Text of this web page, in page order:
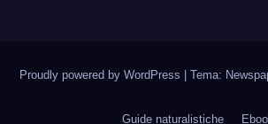
Proudly powered by WordPress Tema:
Guide naturalistiche